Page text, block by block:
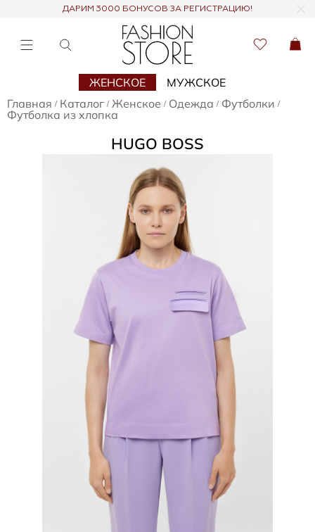
ДАРИМ 3000 БОНУСОВ ЗА РЕГИСТРАЦИЮ!
ЖЕНСКОЕ
МУЖСКОЕ
Главная / Каталог / Женское / Одежда / Футболки /
Футболка из хлопка
HUGO BOSS